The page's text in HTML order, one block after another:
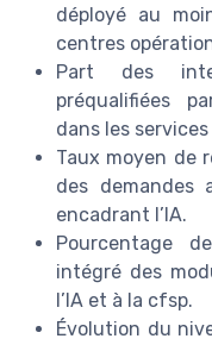
déployé au
centres
Part des
préqualifiées
dans les services
Taux moyen de
des demandes
encadrant l’IA.
Pourcentage
intégré des
l’IA et à la cfsp.
Évolution du